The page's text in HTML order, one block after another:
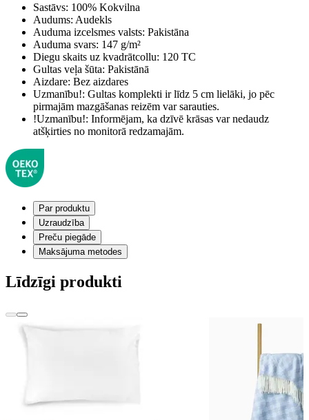
Sastāvs: 100% Kokvilna
Audums: Audekls
Auduma izcelsmes valsts: Pakistāna
Auduma svars: 147 g/m²
Diegu skaits uz kvadrātcollu: 120 TC
Gultas veļa šūta: Pakistānā
Aizdare: Bez aizdares
Uzmanību!: Gultas komplekti ir līdz 5 cm lielāki, jo pēc
pirmajām mazgāšanas reizēm var sarauties.
!Uzmanību!: Informējam, ka dzīvē krāsas var nedaudz
atšķirties no monitorā redzamajām.
Par produktu
Uzraudzība
Preču piegāde
Maksājuma metodes
Līdzīgi produkti